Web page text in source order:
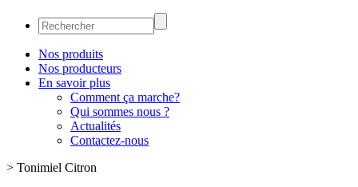
Nos produits
Nos producteurs
En savoir plus
Comment ça marche?
Qui sommes nous ?
Actualités
Contactez-nous
> Tonimiel Citron